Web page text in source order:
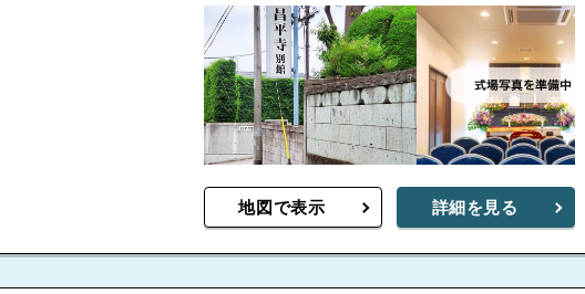
地図で表示 詳細を見る